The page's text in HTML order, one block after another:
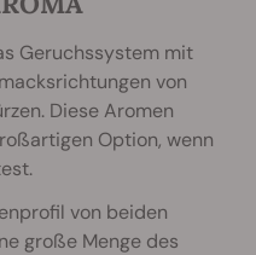
Geruchssystem mit
von
Diese Aromen
Option, wenn
von beiden
große Menge des